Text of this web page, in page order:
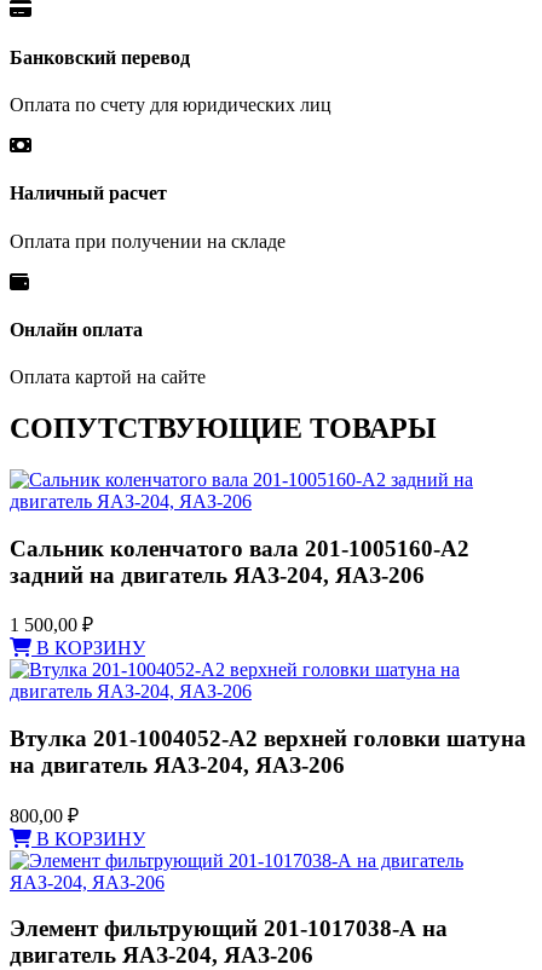
Банковский перевод
Оплата по счету для юридических лиц
Наличный расчет
Оплата при получении на складе
Онлайн оплата
Оплата картой на сайте
СОПУТСТВУЮЩИЕ ТОВАРЫ
Сальник коленчатого вала 201-1005160-А2
задний на двигатель ЯАЗ-204, ЯАЗ-206
1 500,00 ₽
В КОРЗИНУ
Втулка 201-1004052-А2 верхней головки шатуна
на двигатель ЯАЗ-204, ЯАЗ-206
800,00 ₽
В КОРЗИНУ
Элемент фильтрующий 201-1017038-А на
двигатель ЯАЗ-204, ЯАЗ-206